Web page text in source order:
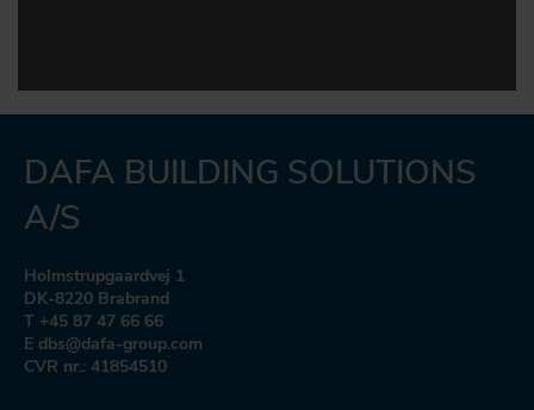
DAFA BUILDING SOLUTIONS
A/S
Holmstrupgaardvej 1
DK-8220 Brabrand
T +45 87 47 66 66
E dbs@dafa-group.com
CVR nr.: 41854510